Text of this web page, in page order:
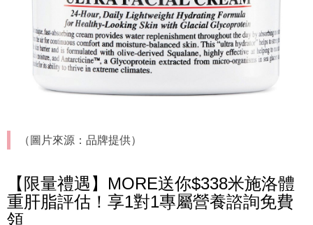
（圖片來源：品牌提供）
【限量禮遇】MORE送你$338米施洛體
重肝脂評估！享1對1專屬營養諮詢免費
領